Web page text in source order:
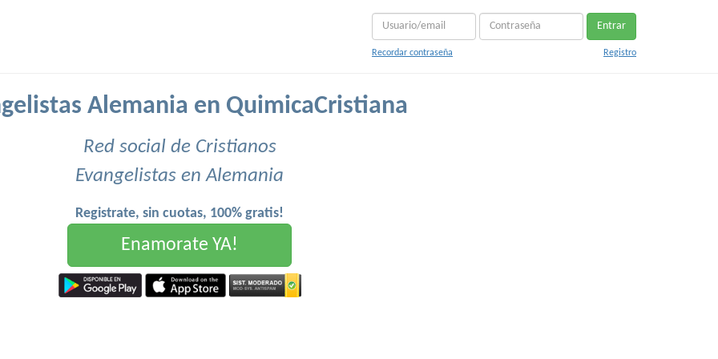
Entrar
Recordar contraseña Registro
Alemania en QuimicaCristiana
Red social de Cristianos
Evangelistas en Alemania
Registrate, sin cuotas, 100% gratis!
Enamorate YA!